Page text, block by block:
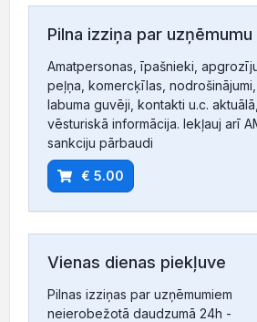
Pilna izziņa par uzņēmumu
Amatpersonas, īpašnieki,
peļņa, komercķīlas,
labuma guvēji, kontakti u.c. aktuālā,
vēsturiskā informācija. Iekļauj arī
sankciju pārbaudi
€ 5.00
Vienas dienas piekļuve
Pilnas izziņas par uzņēmumiem
neierobežotā daudzumā 24h -